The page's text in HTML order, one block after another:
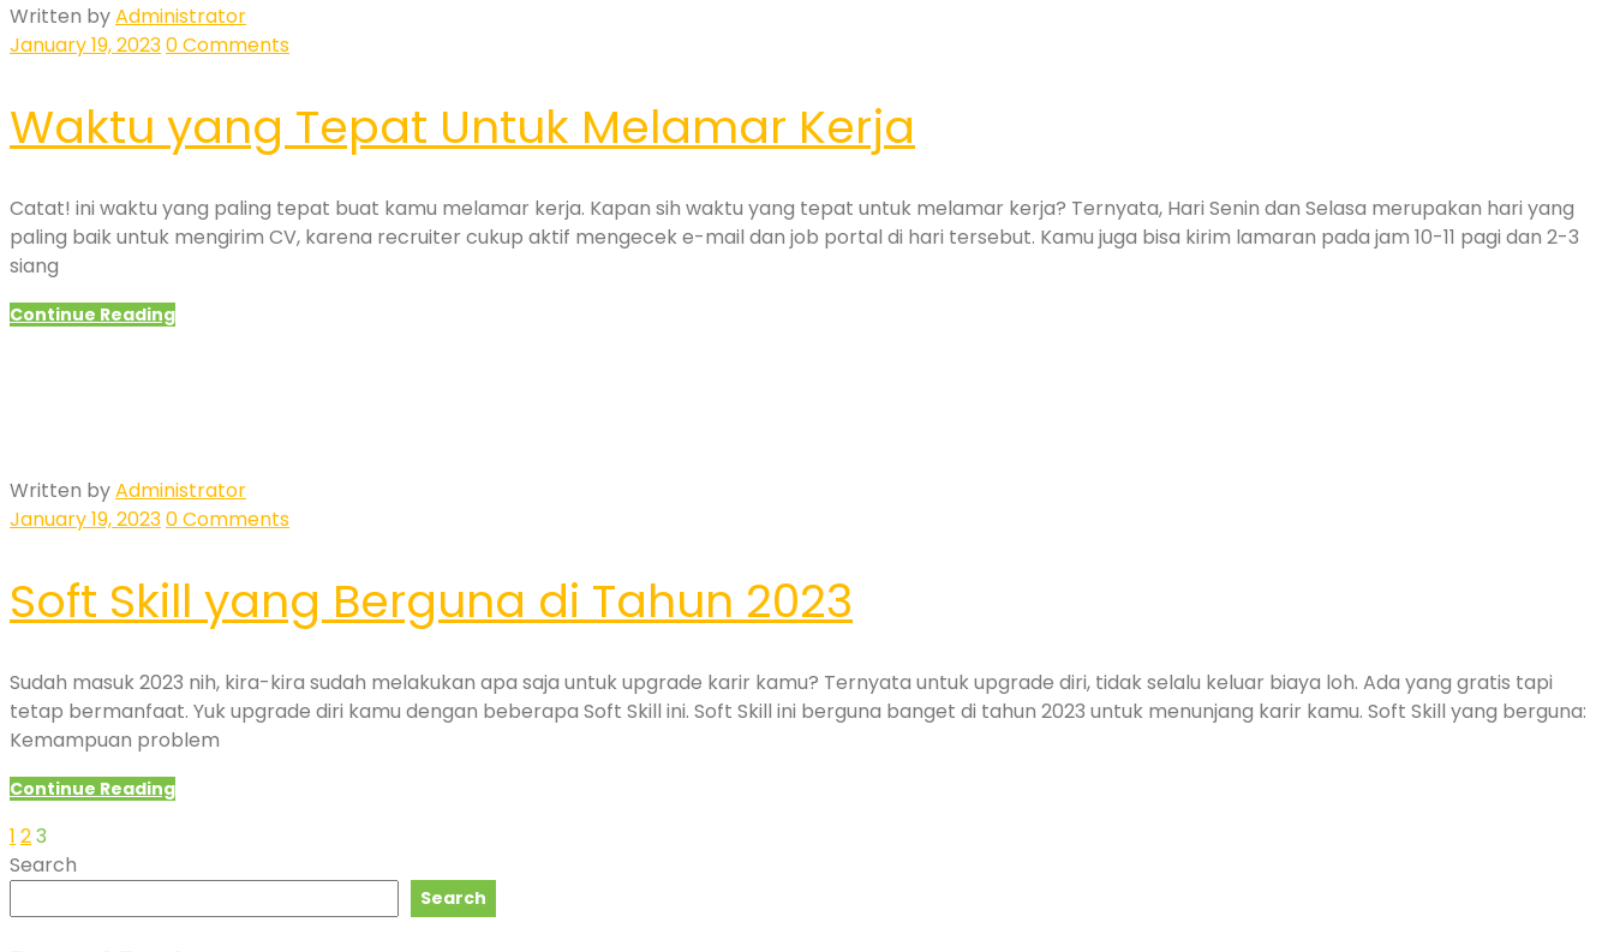
Written byAdministrator
January 19, 20230 Comments
Waktu yang Tepat Untuk Melamar Kerja
Catat! ini waktu yang paling tepat buat kamu melamar kerja. Kapan sih waktu yang tepat untuk melamar kerja? Ternyata, Hari Senin dan Selasa merupakan hari yang
paling baik untuk mengirim CV, karena recruiter cukup aktif mengecek e-mail dan job portal di hari tersebut. Kamu juga bisa kirim lamaran pada jam 10-11 pagi dan 2-3
siang
Continue Reading
Written byAdministrator
January 19, 20230 Comments
Soft Skill yang Berguna di Tahun 2023
Sudah masuk 2023 nih, kira-kira sudah melakukan apa saja untuk upgrade karir kamu? Ternyata untuk upgrade diri, tidak selalu keluar biaya loh. Ada yang gratis tapi
tetap bermanfaat. Yuk upgrade diri kamu dengan beberapa Soft Skill ini. Soft Skill ini berguna banget di tahun 2023 untuk menunjang karir kamu. Soft Skill yang berguna:
Kemampuan problem
Continue Reading
1 23
Search
Search